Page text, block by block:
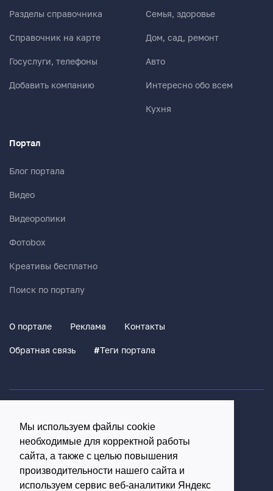
Мы используем файлы cookie
необходимые для корректной работы
сайта, а также с целью повышения
производительности нашего сайта и
используем сервис веб-аналитики Яндекс
Разделы справочника
Справочник на карте
Госуслуги, телефоны
Добавить компанию
Семья, здоровье
Дом, сад, ремонт
Авто
Интересно обо всем
Кухня
Портал
Блог портала
Видео
Видеоролики
Фотоbox
Креативы бесплатно
Поиск по порталу
О портале Реклама Контакты
Обратная связь #Теги портала
Согласие на обработку персональных данных
© Использование материалов возможно только с